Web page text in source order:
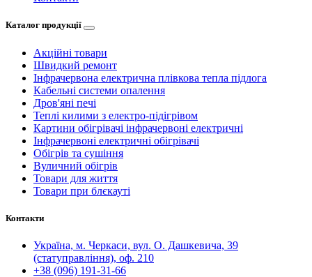
Каталог продукції
Акційні товари
Швидкий ремонт
Інфрачервона електрична плівкова тепла підлога
Кабельні системи опалення
Дров'яні печі
Теплі килими з електро-підігрівом
Картини обігрівачі інфрачервоні електричні
Інфрачервоні електричні обігрівачі
Обігрів та сушіння
Вуличний обігрів
Товари для життя
Товари при блєкауті
Контакти
Україна, м. Черкаси, вул. О. Дашкевича, 39
(статуправління), оф. 210
+38 (096) 191-31-66